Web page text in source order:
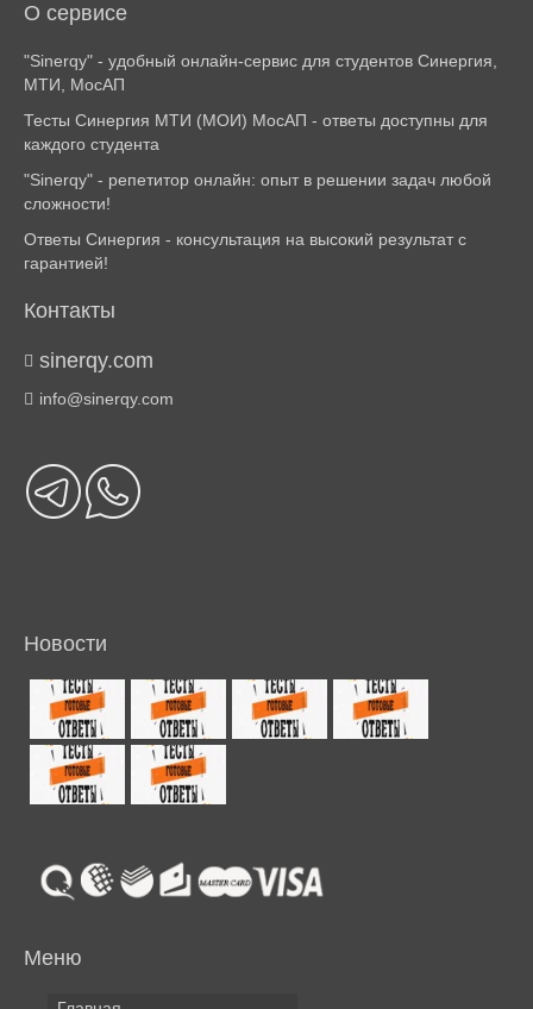
О сервисе
"Sinerqy" - удобный онлайн-сервис для студентов Синергия,
МТИ, МосАП
Тесты Синергия МТИ (МОИ) МосАП - ответы доступны для
каждого студента
"Sinerqy" - репетитор онлайн: опыт в решении задач любой
сложности!
Ответы Синергия - консультация на высокий результат с
гарантией!
Контакты
sinerqy.com
info@sinerqy.com
Новости
Меню